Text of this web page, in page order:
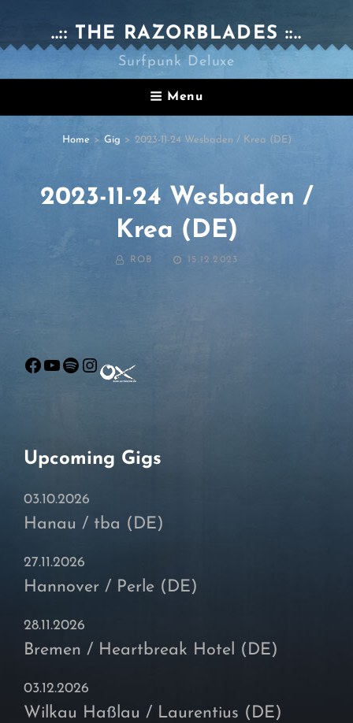
..:: THE RAZORBLADES ::..
Surfpunk Deluxe
Menu
Home > Gig > 2023-11-24 Wesbaden / Krea (DE)
2023-11-24 Wesbaden /
Krea (DE)
BY ROB
POSTED
15.12.2023
Facebook
YouTube
Spotify
Instagram
Upcoming Gigs
03.10.2026
Hanau / tba (DE)
27.11.2026
Hannover / Perle (DE)
28.11.2026
Bremen / Heartbreak Hotel (DE)
03.12.2026
Wilkau Haßlau / Laurentius (DE)